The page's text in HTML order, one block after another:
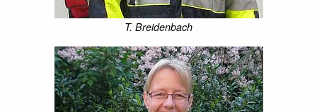
T. Breidenbach